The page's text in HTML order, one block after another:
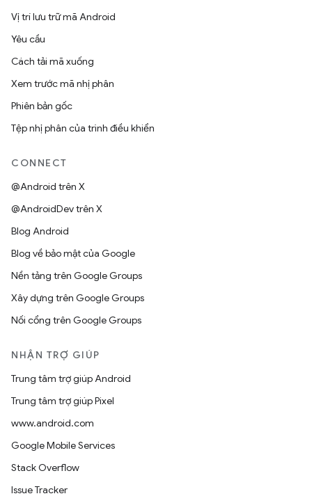
Vị trí lưu trữ mã Android
Yêu cầu
Cách tải mã xuống
Xem trước mã nhị phân
Phiên bản gốc
Tệp nhị phân của trình điều khiển
CONNECT
@Android trên X
@AndroidDev trên X
Blog Android
Blog về bảo mật của Google
Nền tảng trên Google Groups
Xây dựng trên Google Groups
Nối cổng trên Google Groups
NHẬN TRỢ GIÚP
Trung tâm trợ giúp Android
Trung tâm trợ giúp Pixel
www.android.com
Google Mobile Services
Stack Overflow
Issue Tracker